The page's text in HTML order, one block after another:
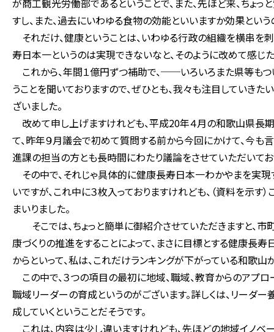
が商工観光労働部であるということで、また、先ほど来、ちょ
すし、また、過去にいわゆる食物の効能といいますか効果とい
それだけ、健康ということは、いわゆる行政の組織を横串を
寿日本一というのは実現できないなと、そのように改めて感じ
これから、年間１億円ずつ補助で、──いろいろまた県等も
うことを聞いておりますので、ぜひとも、我々も注目していきた
ざいました。
改めて申し上げますけれども、平成20年４月の和歌山県長
て、昨年９月議会で初めて質問する前から今回にかけて、今も
進課の担当の方とも長時間にわたり議論をさせていただいてお
その中で、それじゃ具体的に健康長寿日本一わかやまを実現
いですが、これ中に３枚入っておりますけれども、（資料を示
まいりました。
そこでは、ちょっと簡単に御紹介させていただきますと、市
康づくりの推進をすることによって、まさに目標とする健康長
からといって、私は、これだけランキングが下がっている和歌
この中で、３つの項目の最初に地域、職域、教育からのアプ
職域リーダーの育成というのがございます。詳しくは、リー
成していくということだそうです。
これは、内容は少し違いますけれども、先ほどの地域イノ